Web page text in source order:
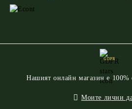
GDPR
Нашият онлайн магазин е 100%
Моите лични